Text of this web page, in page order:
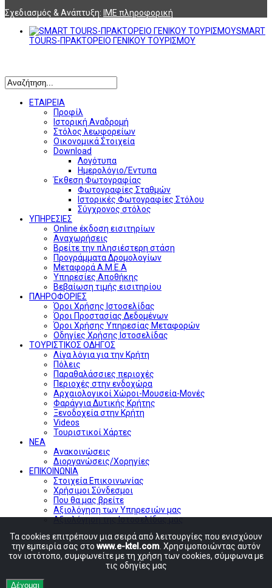
Σχεδιασμός & Ανάπτυξη: ΙΜΕ πληροφορική
SMART
TOURS-ΠΡΑΚΤΟΡΕΙΟ ΓΕΝΙΚΟΥ ΤΟΥΡΙΣΜΟΥ
ΕΤΑΙΡΕΙΑ
Προφίλ
Ιστορική Αναδρομή
Στόλος λεωφορείων
Οικονομικά Στοιχεία
Download
Λογότυπα
Ημερολόγιο/Έντυπα
Έκθεση Φωτογραφίας
Φωτογραφίες Σταθμών
Ιστορικές Φωτογραφίες Στόλου
Σύγχρονος στόλος
ΥΠΗΡΕΣΙΕΣ
Online έκδοση εισιτηρίων
Αναχωρήσεις
Βρείτε την πλησιέστερη στάση
Προγράμματα Δρομολογίων
Μεταφορά Α.Μ.Ε.Α
Υπηρεσίες Αποθήκης
Βεβαίωση τιμής εισιτηρίου
ΠΛΗΡΟΦΟΡΙΕΣ
Όροι Χρήσης Ιστοσελίδας
Όροι Προστασίας Δεδομένων
Όροι Χρήσης Υπηρεσίας Μεταφορών
Οδηγίες Χρήσης Ιστοσελίδας
ΤΟΥΡΙΣΤΙΚΟΣ ΟΔΗΓΟΣ
Λίγα λόγια για την Κρήτη
Πόλεις
Παραθαλάσσιες περιοχές
Περιοχές στην ενδοχώρα
Αρχαιολογικοί Χώροι-Μουσεία-Μονές
Φαράγγια Δυτικής Κρήτης
Ξενοδοχεία στην Κρήτη
Videos
Τουριστικοί Χάρτες
ΝΕΑ
Ανακοινώσεις
Διοργανώσεις/Χορηγίες
ΕΠΙΚΟΙΝΩΝΙΑ
Στοιχεία Επικοινωνίας
Χρήσιμοι Σύνδεσμοι
Που θα μας βρείτε
Αξιολόγηση των Υπηρεσιών μας
Αξιολόγηση της Ιστοσελίδας μας
Τα cookies επιτρέπουν μια σειρά από λειτουργίες που ενισχύουν
την εμπειρία σας στο www.e-ktel.com . Χρησιμοποιώντας αυτόν
τον ιστότοπο, συμφωνείτε με τη χρήση των cookies, σύμφωνα με
τις οδηγίες μας
Δέχομαι